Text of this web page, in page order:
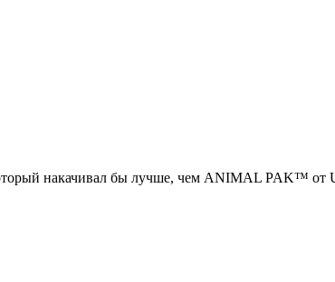
накачивал бы лучше, чем ANIMAL PAK™